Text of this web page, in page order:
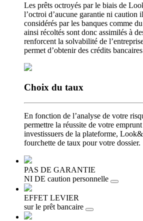
Les prêts octroyés par le biais de
l’octroi d’aucune garantie ni caution
considérés par les banques comme
ainsi récoltés sont donc assimilés à
renforcent la solvabilité de
permet d’obtenir des crédits
Choix du taux
En fonction de l’analyse de votre
permettre la réussite de votre
investissuers de la plateforme,
fourchette de taux pour votre dossier.
PAS DE GARANTIE
NI DE caution personnelle
EFFET LEVIER
sur le prêt bancaire